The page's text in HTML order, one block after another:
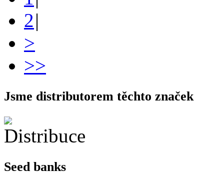
2|
>
>>
Jsme distributorem těchto značek
Seed banks